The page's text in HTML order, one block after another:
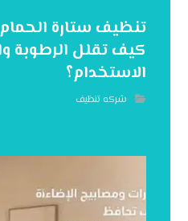
تنظيف ستارة
كيف تقلل الرطوبة
الاستخدام؟
شركه تنظيف